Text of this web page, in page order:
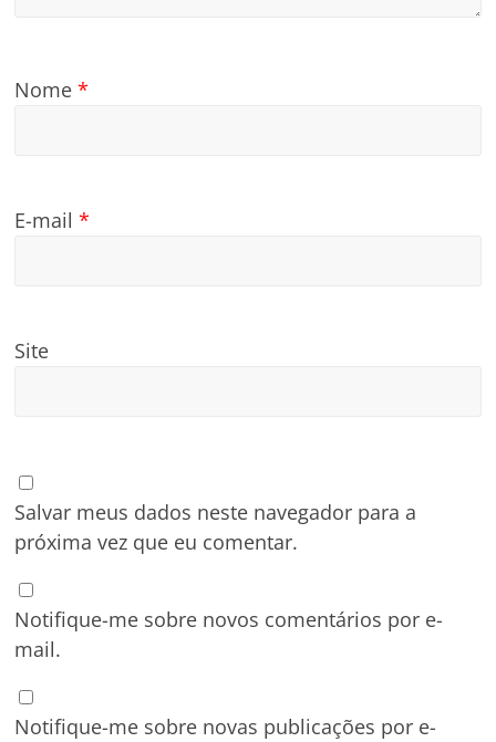
Nome*
E-mail*
Site
Salvar meus dados neste navegador para a
próxima vez que eu comentar.
Notifique-me sobre novos comentários por e-
mail.
Notifique-me sobre novas publicações por e-